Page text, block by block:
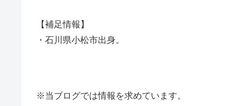
【補足情報】
・石川県小松市出身。
※当ブログでは情報を求めています。